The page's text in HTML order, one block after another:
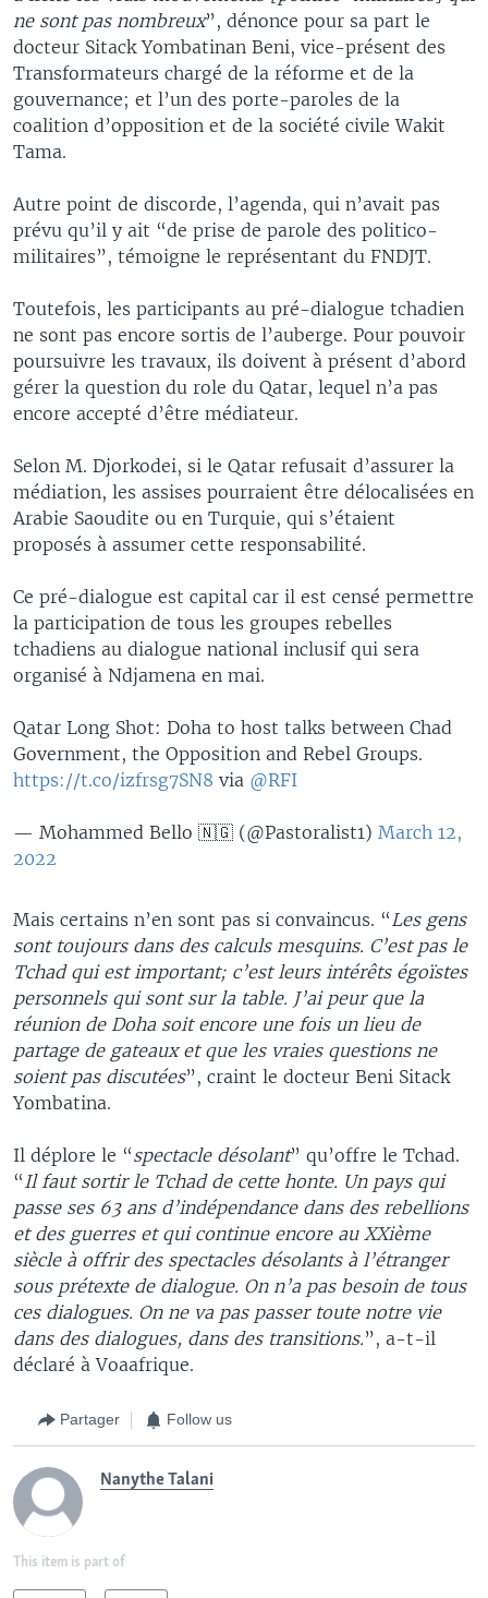
ne sont pas nombreux”, dénonce pour sa part le
docteur Sitack Yombatinan Beni, vice-présent des
Transformateurs chargé de la réforme et de la
gouvernance; et l’un des porte-paroles de la
coalition d’opposition et de la société civile Wakit
Tama.
Autre point de discorde, l’agenda, qui n’avait pas
prévu qu’il y ait “de prise de parole des politico-
militaires”, témoigne le représentant du FNDJT.
Toutefois, les participants au pré-dialogue tchadien
ne sont pas encore sortis de l’auberge. Pour pouvoir
poursuivre les travaux, ils doivent à présent d’abord
gérer la question du role du Qatar, lequel n’a pas
encore accepté d’être médiateur.
Selon M. Djorkodei, si le Qatar refusait d’assurer la
médiation, les assises pourraient être délocalisées en
Arabie Saoudite ou en Turquie, qui s’étaient
proposés à assumer cette responsabilité.
Ce pré-dialogue est capital car il est censé permettre
la participation de tous les groupes rebelles
tchadiens au dialogue national inclusif qui sera
organisé à Ndjamena en mai.
Qatar Long Shot: Doha to host talks between Chad
Government, the Opposition and Rebel Groups.
https://t.co/izfrsg7SN8 via @RFI
— Mohammed Bello 🇳🇬 (@Pastoralist1) March 12,
2022
Mais certains n’en sont pas si convaincus. “ Les gens
sont toujours dans des calculs mesquins. C’est pas le
Tchad qui est important; c’est leurs intérêts égoïstes
personnels qui sont sur la table. J’ai peur que la
réunion de Doha soit encore une fois un lieu de
partage de gateaux et que les vraies questions ne
soient pas discutées”, craint le docteur Beni Sitack
Yombatina.
Il déplore le “spectacle désolant” qu’offre le Tchad.
“ Il faut sortir le Tchad de cette honte. Un pays qui
passe ses 63 ans d’indépendance dans des rebellions
et des guerres et qui continue encore au XXième
siècle à offrir des spectacles désolants à l’étranger
sous prétexte de dialogue. On n’a pas besoin de tous
ces dialogues. On ne va pas passer toute notre vie
dans des dialogues, dans des transitions.”, a-t-il
déclaré à Voaafrique.
Partager Follow us
Nanythe Talani
This item is part of